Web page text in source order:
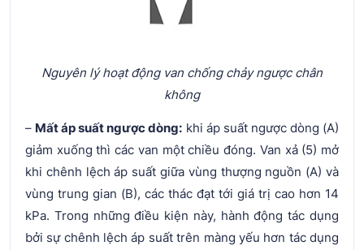
Nguyên lý hoạt động van chống chảy ngược chân
không
– Mất áp suất ngược dòng: khi áp suất ngược dòng (A)
giảm xuống thì các van một chiều đóng. Van xả (5) mở
khi chênh lệch áp suất giữa vùng thượng nguồn (A) và
vùng trung gian (B), các thác đạt tới giá trị cao hơn 14
kPa. Trong những điều kiện này, hành động tác dụng
bởi sự chênh lệch áp suất trên màng yếu hơn tác dụng